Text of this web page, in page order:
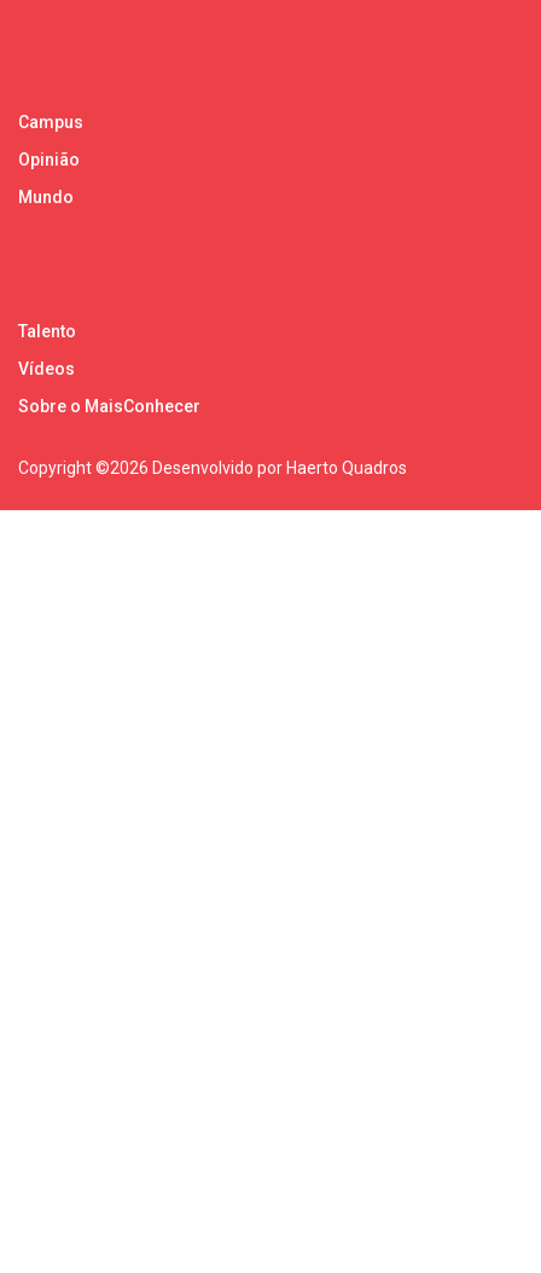
Campus
Opinião
Mundo
Talento
Vídeos
Sobre o MaisConhecer
Copyright ©2026 Desenvolvido por Haerto Quadros